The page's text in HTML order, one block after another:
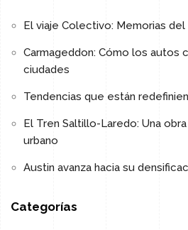
El viaje Colectivo: Memorias del
Carmageddon: Cómo los autos
ciudades
Tendencias que están
El Tren Saltillo-Laredo: Una
urbano
Austin avanza hacia su
Categorías